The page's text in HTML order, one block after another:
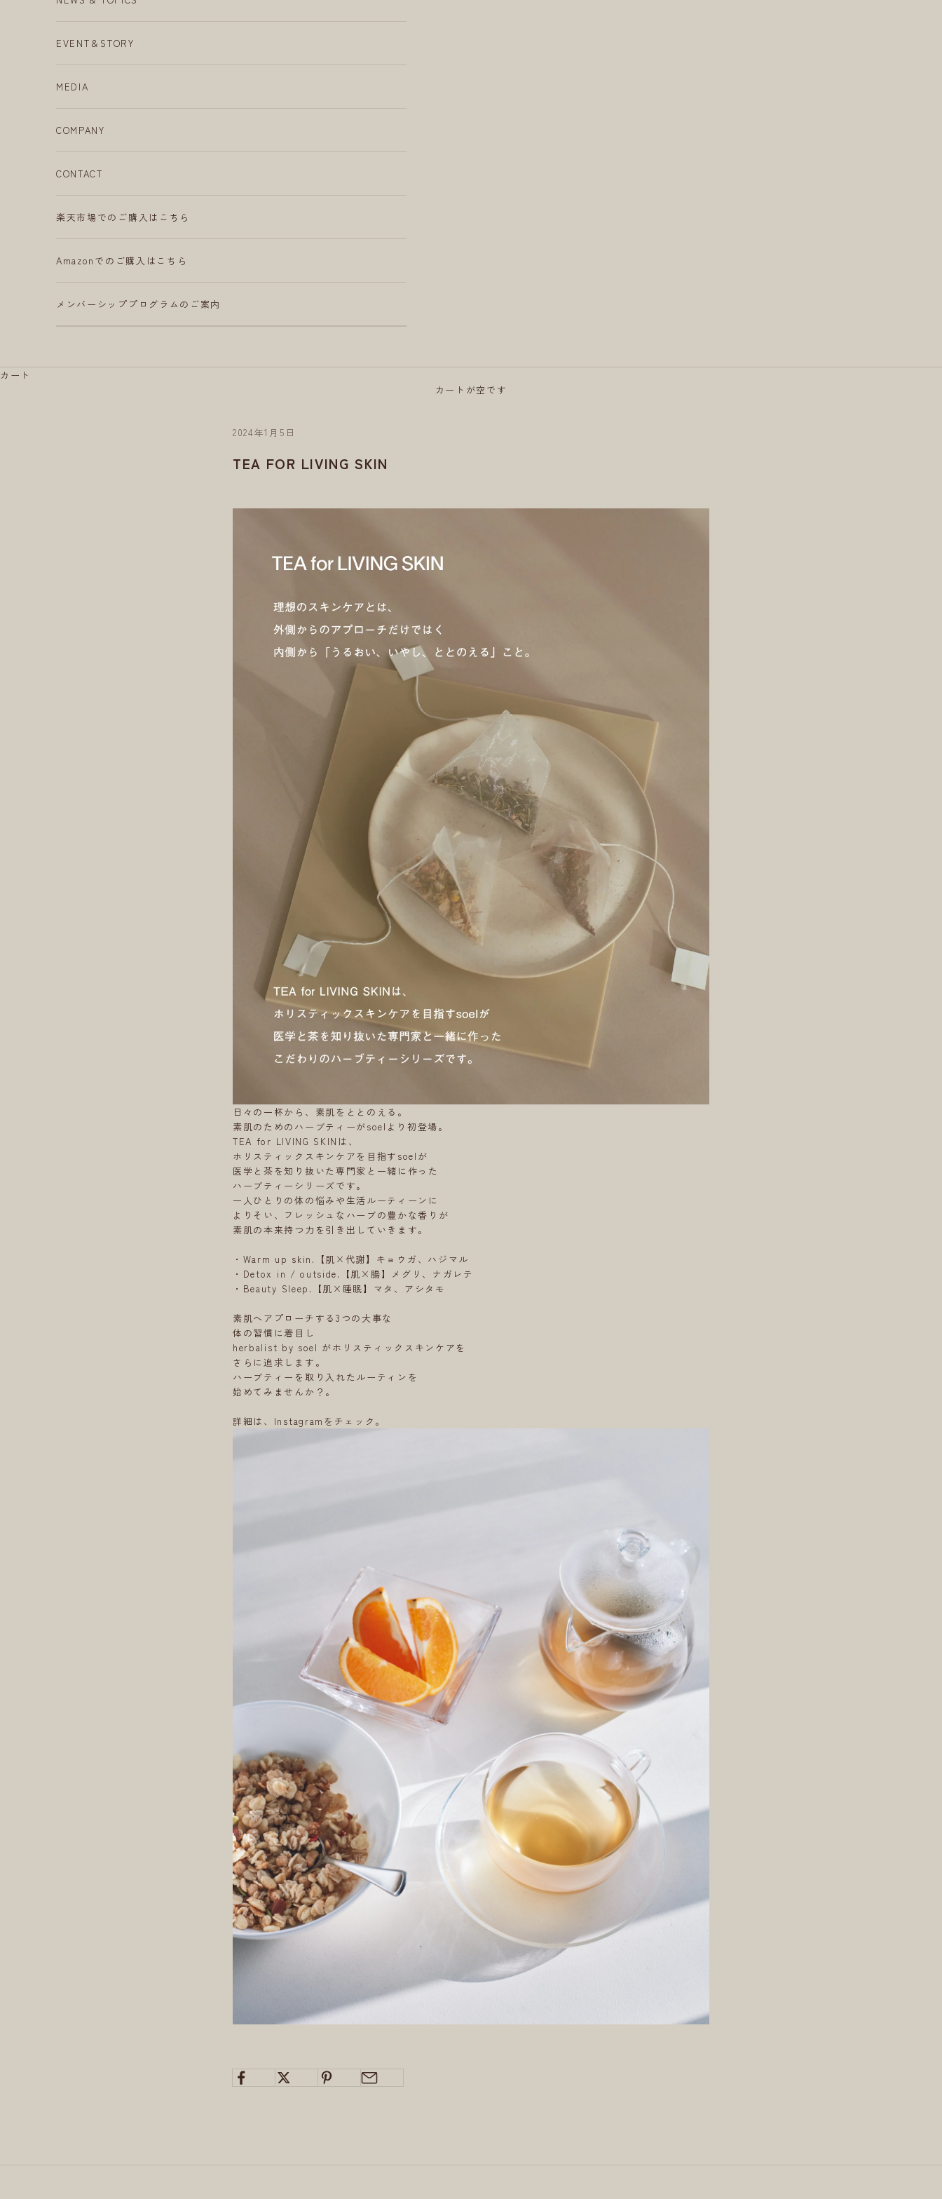
EVENT＆STORY
MEDIA
COMPANY
CONTACT
楽天市場でのご購入はこちら
Amazonでのご購入はこちら
メンバーシッププログラムのご案内
カート
カートが空です
2024年1月5日
TEA FOR LIVING SKIN
日々の一杯から、素肌をととのえる。
素肌のためのハーブティーがsoelより初登場。
TEA for LIVING SKINは、
ホリスティックスキンケアを目指すsoelが
医学と茶を知り抜いた専門家と一緒に作った
ハーブティーシリーズです。
一人ひとりの体の悩みや生活ルーティーンに
よりそい、フレッシュなハーブの豊かな香りが
素肌の本来持つ力を引き出していきます。
・Warm up skin.【肌×代謝】キョウガ、ハジマル
・Detox in / outside.【肌×腸】メグリ、ナガレテ
・Beauty Sleep.【肌×睡眠】マタ、アシタモ
素肌へアプローチする3つの大事な
体の習慣に着目し
herbalist by soel がホリスティックスキンケアを
さらに追求します。
ハーブティーを取り入れたルーティンを
始めてみませんか？。
詳細は、Instagramをチェック。